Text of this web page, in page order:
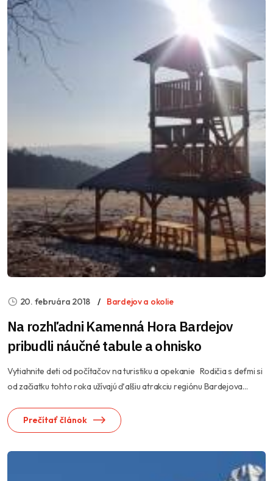
20. februára 2018 Bardejov a okolie
Na rozhľadni Kamenná Hora Bardejov
pribudli náučné tabule a ohnisko
Vytiahnite deti od počítačov na turistiku a opekanie Rodičia s deťmi si
od začiatku tohto roka užívajú ďalšiu atrakciu regiónu Bardejova...
Prečítať článok